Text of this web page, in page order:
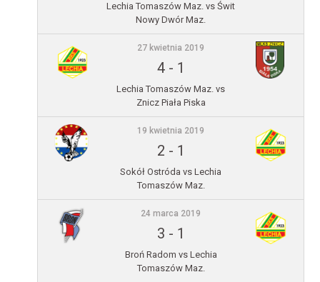
Lechia Tomaszów Maz. vs Świt
Nowy Dwór Maz.
27 kwietnia 2019
4- 1
Lechia Tomaszów Maz. vs
Znicz Piała Piska
19 kwietnia 2019
2 - 1
Sokół Ostróda vs Lechia
Tomaszów Maz.
24 marca 2019
3 - 1
Broń Radom vs Lechia
Tomaszów Maz.